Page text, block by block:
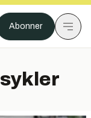
Abonner